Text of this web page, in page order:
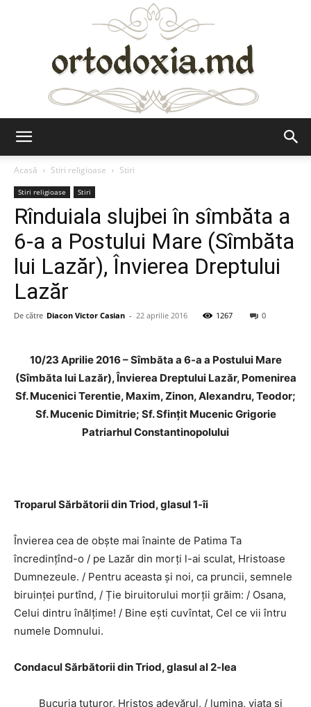
Acasă
Stiri religioase Stiri
Stiri religioase Stiri
Rînduiala slujbei în sîmbăta a
6-a a Postului Mare (Sîmbăta
lui Lazăr), Învierea Dreptului
Lazăr
De către Diacon Victor Casian - 22 aprilie 2016 1267 0
10/23 Aprilie 2016 – Sîmbăta a 6-a a Postului Mare
(Sîmbăta lui Lazăr), Învierea Dreptului Lazăr, Pomenirea
Sf. Mucenici Terentie, Maxim, Zinon, Alexandru, Teodor;
Sf. Mucenic Dimitrie; Sf. Sfințit Mucenic Grigorie
Patriarhul Constantinopolului
Troparul Sărbătorii din Triod, glasul 1-îi
Învierea cea de obște mai înainte de Patima Ta
încredințînd-o / pe Lazăr din morți l-ai sculat, Hristoase
Dumnezeule. / Pentru aceasta și noi, ca pruncii, semnele
biruinței purtînd, / Ție biruitorului morții grăim: / Osana,
Celui dintru înălțime! / Bine ești cuvîntat, Cel ce vii întru
numele Domnului.
Condacul Sărbătorii din Triod, glasul al 2-lea
Bucuria tuturor, Hristos adevărul, / lumina, viața și